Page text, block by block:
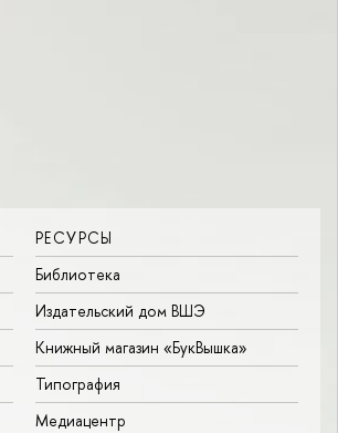
РЕСУРСЫ
Библиотека
Издательский дом ВШЭ
Книжный магазин «БукВышка»
Типография
Медиацентр